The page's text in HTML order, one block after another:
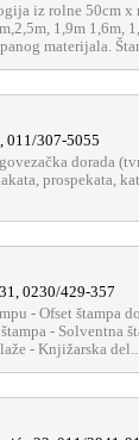
iz rolne 50cm x
1,9m 1,6m,
materijala.
011/307-5055
dorada
prospekata,
0230/429-357
- Ofset štampa
- Solventna
- Knjižarska